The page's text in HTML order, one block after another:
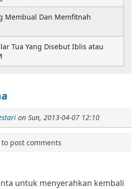
on Sun, 2013-04-07 12:10
to post comments
untuk menyerahkan kembali
Membual Dan Memfitnah
Tua Yang Disebut Iblis atau